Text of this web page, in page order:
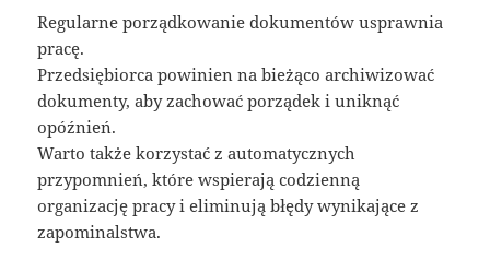
Regularne porządkowanie dokumentów usprawnia
pracę.
Przedsiębiorca powinien na bieżąco archiwizować
dokumenty, aby zachować porządek i uniknąć
opóźnień.
Warto także korzystać z automatycznych
przypomnień, które wspierają codzienną
organizację pracy i eliminują błędy wynikające z
zapominalstwa.